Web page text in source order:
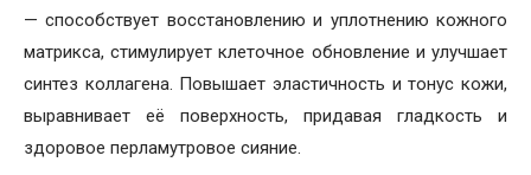
— способствует восстановлению и уплотнению кожного
матрикса, стимулирует клеточное обновление и улучшает
синтез коллагена. Повышает эластичность и тонус кожи,
выравнивает её поверхность, придавая гладкость и
здоровое перламутровое сияние.